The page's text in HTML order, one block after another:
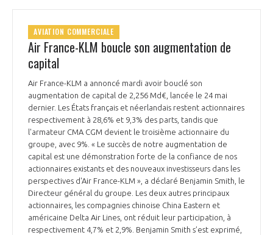
AVIATION COMMERCIALE
Air France-KLM boucle son augmentation de
capital
Air France-KLM a annoncé mardi avoir bouclé son
augmentation de capital de 2,256 Md€, lancée le 24 mai
dernier. Les États français et néerlandais restent actionnaires
respectivement à 28,6% et 9,3% des parts, tandis que
l'armateur CMA CGM devient le troisième actionnaire du
groupe, avec 9%. « Le succès de notre augmentation de
capital est une démonstration forte de la confiance de nos
actionnaires existants et des nouveaux investisseurs dans les
perspectives d'Air France-KLM », a déclaré Benjamin Smith, le
Directeur général du groupe. Les deux autres principaux
actionnaires, les compagnies chinoise China Eastern et
américaine Delta Air Lines, ont réduit leur participation, à
respectivement 4,7% et 2,9%. Benjamin Smith s’est exprimé,